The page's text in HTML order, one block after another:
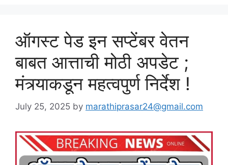
ऑगस्ट पेड इन सप्टेंबर वेतन
बाबत आत्ताची मोठी अपडेट ;
मंत्र्याकडून महत्वपुर्ण निर्देश !
July 25, 2025 by marathiprasar24@gmail.com